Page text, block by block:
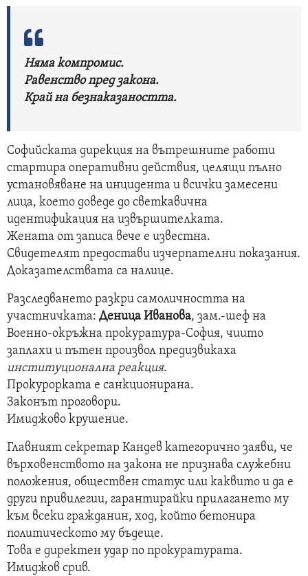
Няма компромис.
Равенство пред закона.
Край на безнаказаността.
Софийската дирекция на вътрешните работи
стартира оперативни действия, целящи пълно
установяване на инцидента и всички замесени
лица, което доведе до светкавична
идентификация на извършителката.
Жената от записа вече е известна.
Свидетелят предостави изчерпателни показания.
Доказателствата са налице.
Разследването разкри самоличността на
участничката: Деница Иванова, зам.-шеф на
Военно-окръжна прокуратура-София, чиито
заплахи и пътен произвол предизвикаха
институционална реакция.
Прокурорката е санкционирана.
Законът проговори.
Имиджово крушение.
Главният секретар Кандев категорично заяви, че
върховенството на закона не признава служебни
положения, обществен статус или каквито и да е
други привилегии, гарантирайки прилагането му
към всеки гражданин, ход, който бетонира
политическото му бъдеще.
Това е директен удар по прокуратурата.
Имиджов срив.